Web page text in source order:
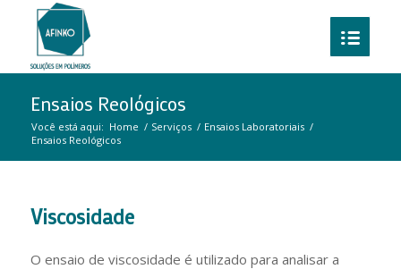
Ensaios Reológicos
Você está aqui: Home / Serviços / Ensaios Laboratoriais /
Ensaios Reológicos
Viscosidade
O ensaio de viscosidade é utilizado para analisar a